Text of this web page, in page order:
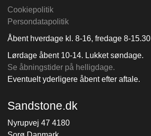
Cookiepolitik
Persondatapolitik
Åbent hverdage kl. 8-16, fredage 8-15.30
Lørdage åbent 10-14. Lukket søndage.
Se åbningstider på helligdage.
Eventuelt yderligere åbent efter aftale.
Sandstone.dk
Nyrupvej 47 4180